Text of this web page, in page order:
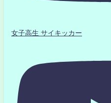
女子高生 サイキッカー